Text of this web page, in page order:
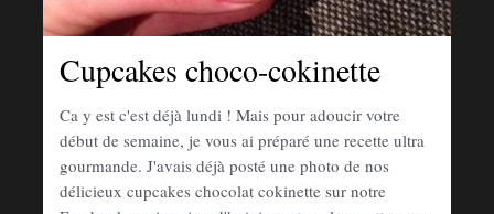
Cupcakes choco-cokinette
Ca y est c'est déjà lundi ! Mais pour adoucir votre
début de semaine, je vous ai préparé une recette ultra
gourmande. J'avais déjà posté une photo de nos
délicieux cupcakes chocolat cokinette sur notre